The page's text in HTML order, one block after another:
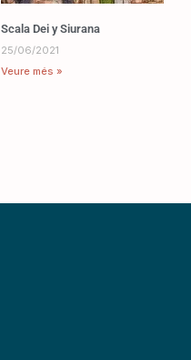
Scala Dei y Siurana
25/06/2021
Veure més »